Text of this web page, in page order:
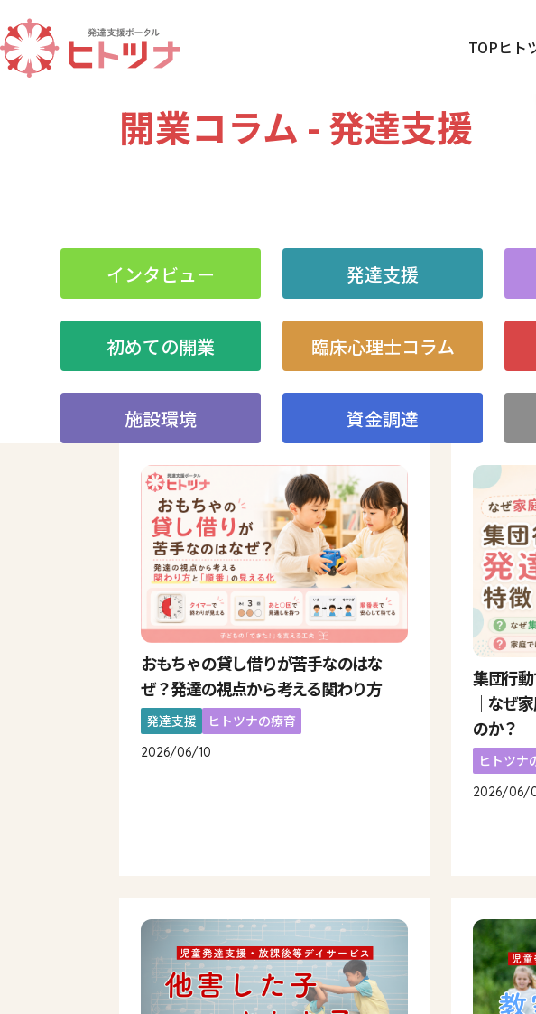
TOPヒト
開業コラム - 発達支援
インタビュー 発達支援
初めての開業 臨床心理士コラム
施設環境 資金調達
おもちゃの貸し借りが苦手なのはな
ぜ？発達の視点から考える関わり方
発達支援 ヒトツナの療育
2026/06/10
集団行
｜なぜ
のか？
ヒトツナ
2026/06/